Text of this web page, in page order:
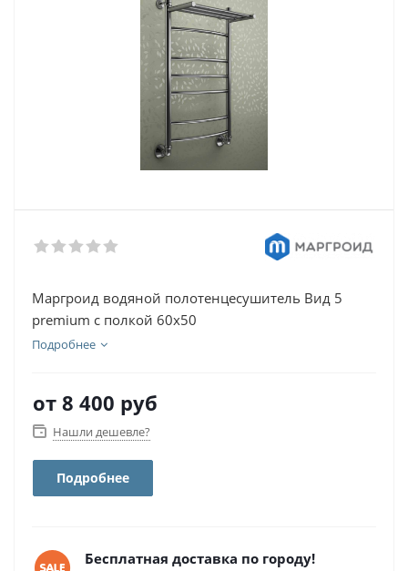
Маргроид водяной полотенцесушитель Вид 5
premium с полкой 60х50
Подробнее
от 8 400 руб
Нашли дешевле?
Подробнее
Бесплатная доставка по городу!